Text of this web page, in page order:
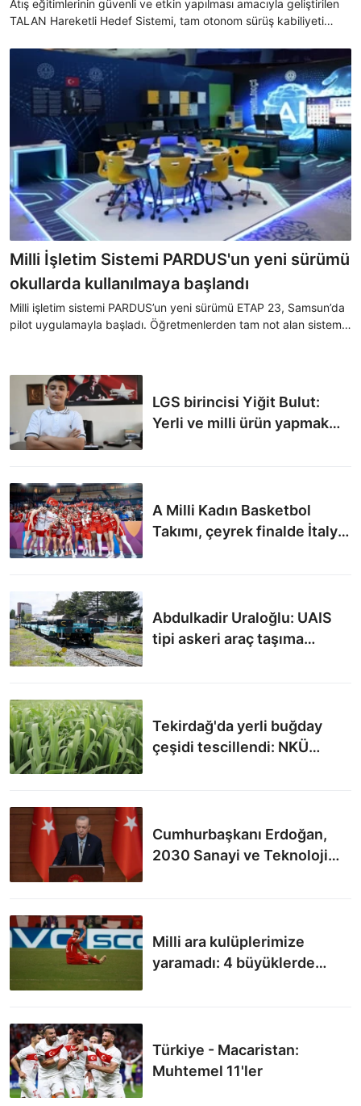
Atış eğitimlerinin güvenli ve etkin yapılması amacıyla geliştirilen
TALAN Hareketli Hedef Sistemi, tam otonom sürüş kabiliyeti
Milli İşletim Sistemi PARDUS'un yeni sürümü
okullarda kullanılmaya başlandı
Milli işletim sistemi PARDUS’un yeni sürümü ETAP 23, Samsun’da
pilot uygulamayla başladı. Öğretmenlerden tam not alan sistem,
LGS birincisi Yiğit Bulut:
Yerli ve milli ürün yapmak
A Milli Kadın Basketbol
Takımı, çeyrek finalde İtalya
Abdulkadir Uraloğlu: UAIS
tipi askeri araç taşıma
Tekirdağ'da yerli buğday
çeşidi tescillendi: NKÜ
Cumhurbaşkanı Erdoğan,
2030 Sanayi ve Teknoloji
Milli ara kulüplerimize
yaramadı: 4 büyüklerde
Türkiye - Macaristan:
Muhtemel 11'ler